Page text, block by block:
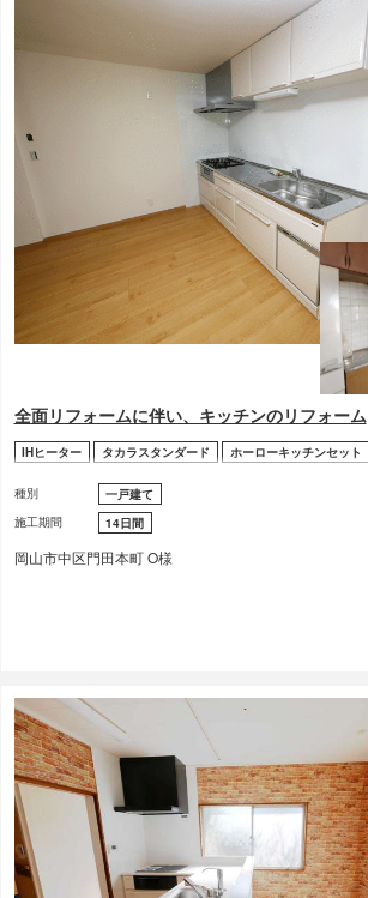
全面リフォームに伴い、キッチンのリフォーム
IHヒーター タカラスタンダード ホーローキッチンセット
種別
一戸建て
施工期間
14日間
岡山市中区門田本町 O様